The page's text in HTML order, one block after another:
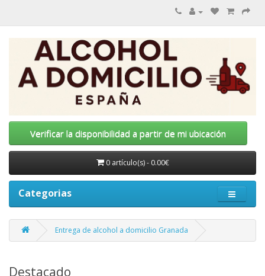
Verificar la disponibilidad a partir de mi ubicación
0 artículo(s) - 0.00€
Categorias
Entrega de alcohol a domicilio Granada
Destacado